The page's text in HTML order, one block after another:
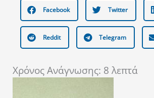
Facebook Twitter
Reddit Telegram
Χρόνος Ανάγνωσης: 8 λεπτά